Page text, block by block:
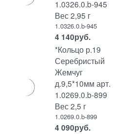
1.0326.0.b-945
Вес 2,95 г
1.0326.0.b-945
4 140руб.
*Кольцо р.19
Серебристый
Жемчуг
д.9,5*10мм арт.
1.0269.0.b-899
Вес 2,5 г
1.0269.0.b-899
4 090руб.